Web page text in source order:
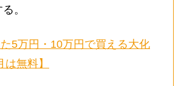
。
5万円・10万円で買える大化
無料】